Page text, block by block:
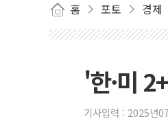
홈 포토 경제
'한·미
기사입력 : 2025년